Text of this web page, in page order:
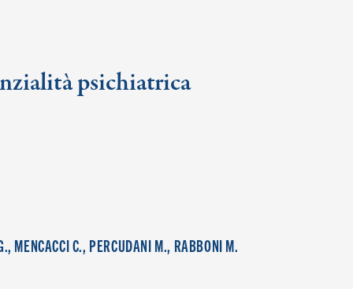
psichiatrica
MENCACCI C., PERCUDANI M., RABBONI M.